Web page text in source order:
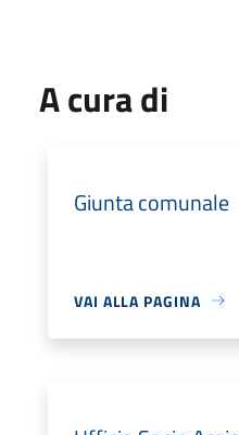
A cura di
Giunta comunale
VAI ALLA PAGINA